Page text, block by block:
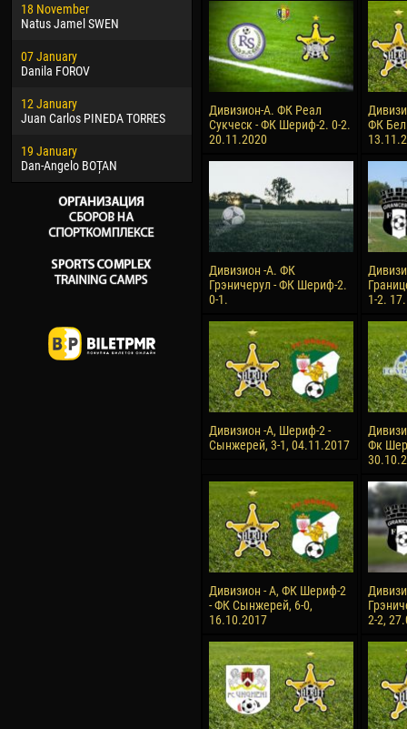
18 November
Natus Jamel SWEN
07 January
Danila FOROV
12 January
Juan Carlos PINEDA TORRES
19 January
Dan-Angelo BOȚAN
Jayder Moreno ASPRILLA
22 March
Samba KONÉ
26 March
Vitor Hugo Morais de OLIVEIRA
28 March
10
15
17
Дивизион-А. ФК Реал
Сукческ - ФК Шериф-2. 0-2.
20.11.2020
ФК
Дивизион -А. ФК
Грэничерул - ФК Шериф-2.
0-1.
1-2.
Дивизион -А, Шериф-2 -
Сынжерей, 3-1, 04.11.2017
Фк
Дивизион - А, ФК Шериф-2
- ФК Сынжерей, 6-0,
16.10.2017
2-2,